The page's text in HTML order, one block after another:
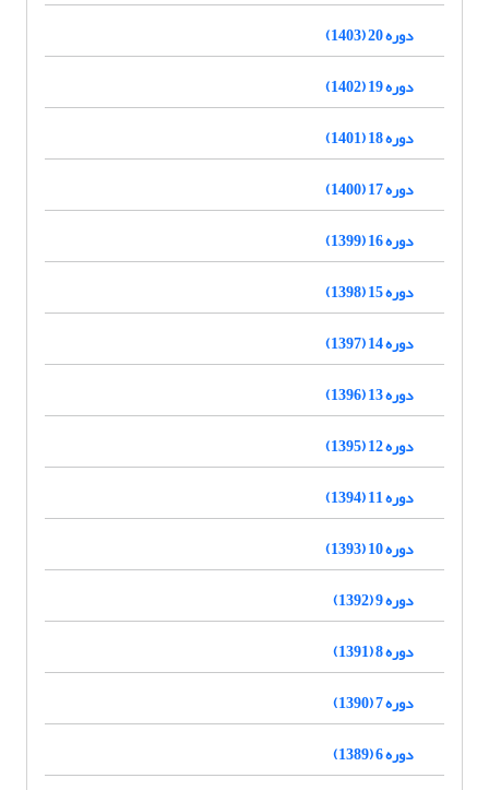
دوره 20 (1403)
دوره 19 (1402)
دوره 18 (1401)
دوره 17 (1400)
دوره 16 (1399)
دوره 15 (1398)
دوره 14 (1397)
دوره 13 (1396)
دوره 12 (1395)
دوره 11 (1394)
دوره 10 (1393)
دوره 9 (1392)
دوره 8 (1391)
دوره 7 (1390)
دوره 6 (1389)